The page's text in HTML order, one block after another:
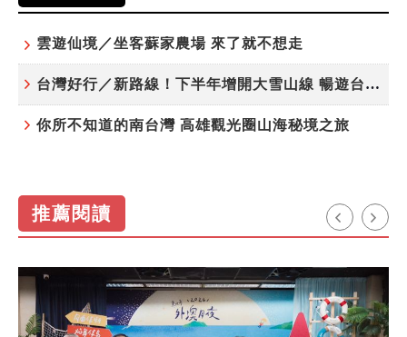
雲遊仙境／坐客蘇家農場 來了就不想走
台灣好行／新路線！下半年增開大雪山線 暢遊台中更便利
你所不知道的南台灣 高雄觀光圈山海秘境之旅
推薦閱讀